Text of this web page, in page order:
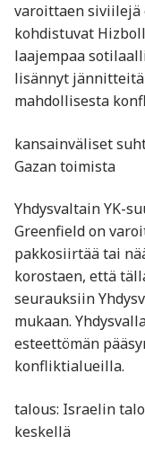
varoittaen siviilejä
kohdistuvat
laajempaa
lisännyt
mahdollisesta
kansainväliset
Gazan toimista
Yhdysvaltain YK-
Greenfield on
pakkosiirtää tai
korostaen, että
seurauksiin
mukaan.
esteettömän
konfliktialueilla.
talous: Israelin
keskellä